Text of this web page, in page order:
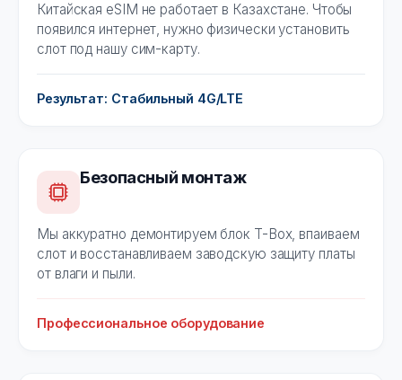
Китайская eSIM не работает в Казахстане. Чтобы
появился интернет, нужно физически установить
слот под нашу сим-карту.
Результат: Стабильный 4G/LTE
Безопасный монтаж
Мы аккуратно демонтируем блок T-Box, впаиваем
слот и восстанавливаем заводскую защиту платы
от влаги и пыли.
Профессиональное оборудование